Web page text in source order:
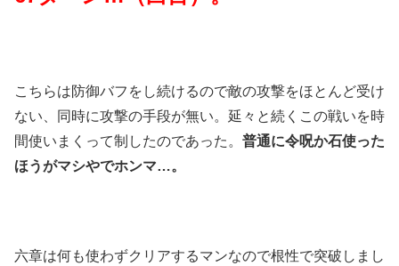
こちらは防御バフをし続けるので敵の攻撃をほとんど受け
ない、同時に攻撃の手段が無い。延々と続くこの戦いを時
間使いまくって制したのであった。 普通に令呪か石使った
ほうがマシやでホンマ…。
六章は何も使わずクリアするマンなので根性で突破しまし